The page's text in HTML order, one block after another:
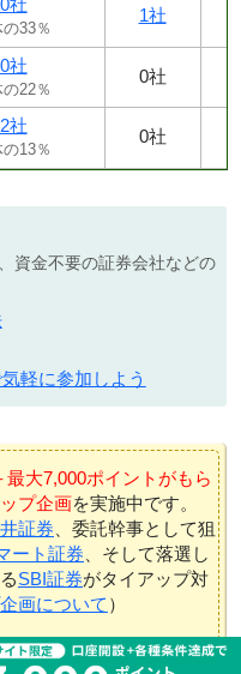
社
33％
1社
社
22％
0社
社
13％
0社
資金不要の証券会社などの
軽に参加しよう
最大7,000ポイントがもら
プ企画を実施中です。
証券 、委託幹事として狙
ート証券 、そして落選し
SBI証券がタイアップ対
画について ）